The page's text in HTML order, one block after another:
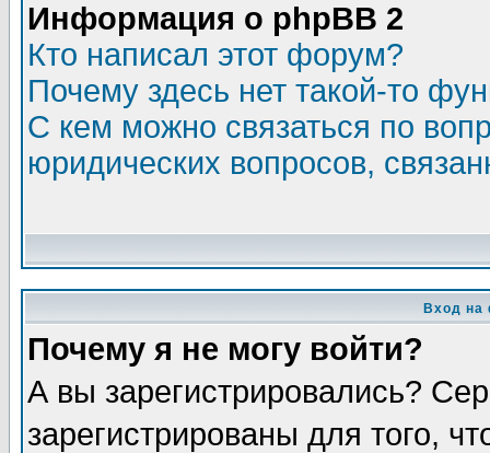
Информация о phpBB 2
Кто написал этот форум?
Почему здесь нет такой-то
С кем можно связаться по
юридических вопросов,
Вход на
Почему я не могу войти?
А вы зарегистрировались?
зарегистрированы для того,